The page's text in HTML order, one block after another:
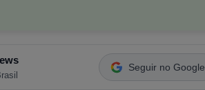
Seguir no Google